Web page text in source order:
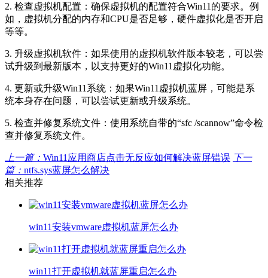
2. 检查虚拟机配置：确保虚拟机的配置符合Win11的要求。例
如，虚拟机分配的内存和CPU是否足够，硬件虚拟化是否开启
等等。
3. 升级虚拟机软件：如果使用的虚拟机软件版本较老，可以尝
试升级到最新版本，以支持更好的Win11虚拟化功能。
4. 更新或升级Win11系统：如果Win11虚拟机蓝屏，可能是系
统本身存在问题，可以尝试更新或升级系统。
5. 检查并修复系统文件：使用系统自带的“sfc /scannow”命令检
查并修复系统文件。
上一篇： Win11应用商店点击无反应如何解决蓝屏错误 下一
篇： ntfs.sys蓝屏怎么解决
相关推荐
win11安装vmware虚拟机蓝屏怎么办
win11打开虚拟机就蓝屏重启怎么办